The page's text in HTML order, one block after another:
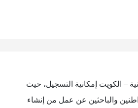
– الكويت إمكانية التسجيل، حيث
والباحثين عن عمل من إنشاء